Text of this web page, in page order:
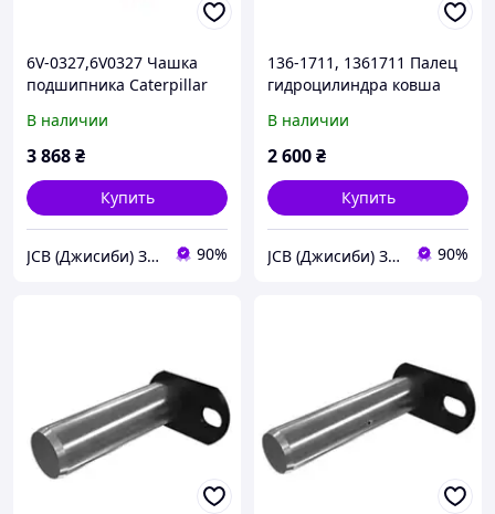
6V-0327,6V0327 Чашка
подшипника Caterpillar
В наличии
3 868₴
Купить
JCB (Джисиби) Запчасти - Сервис - Ремонт спецтехники 90%
136-1711, 1361711 Палец
гидроцилиндра ковша
972H
В наличии
2 600₴
Купить
JCB (Джисиби) Запчасти - Сервис - Ремонт спецтехники 90%